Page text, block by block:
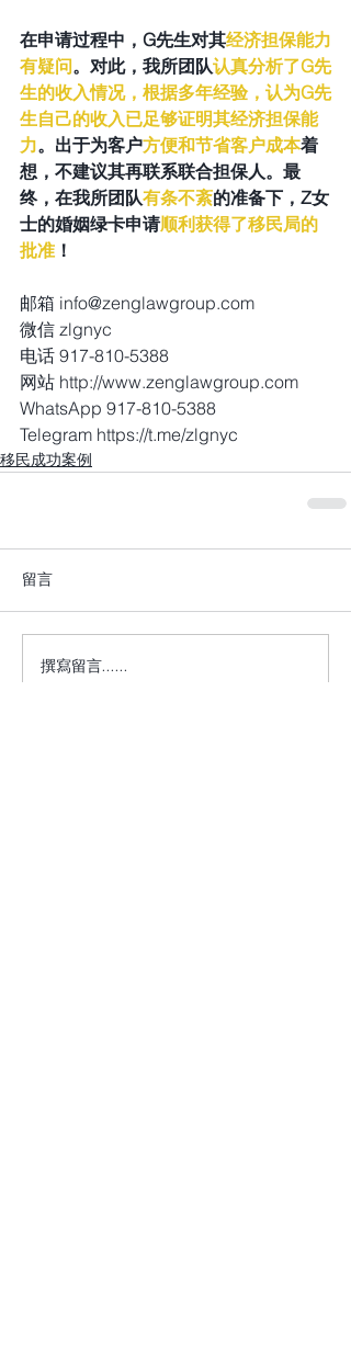
在申请过程中，G先生对其经济担保能力
有疑问。对此，我所团队认真分析了G先
生的收入情况，根据多年经验，认为G先
生自己的收入已足够证明其经济担保能
力。出于为客户方便和节省客户成本着
想，不建议其再联系联合担保人。最
终，在我所团队有条不紊的准备下，Z女
士的婚姻绿卡申请顺利获得了移民局的
批准 ！
邮箱 info@zenglawgroup.com
微信 zlgnyc
电话 917-810-5388
网站 http://www.zenglawgroup.com
WhatsApp 917-810-5388
Telegram https://t.me/zlgnyc
移民成功案例
留言
撰寫留言......